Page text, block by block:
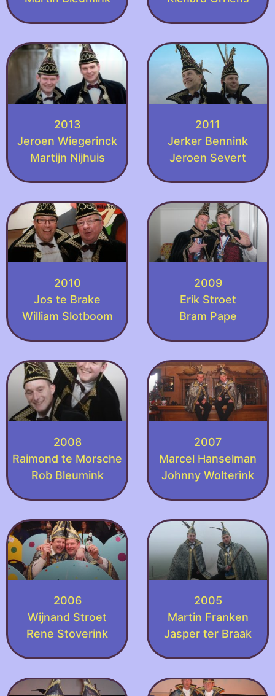
2013
Jeroen Wiegerinck
Martijn Nijhuis
2011
Jerker Bennink
Jeroen Severt
2010
Jos te Brake
William Slotboom
2009
Erik Stroet
Bram Pape
2008
Raimond te Morsche
Rob Bleumink
2007
Marcel Hanselman
Johnny Wolterink
2006
Wijnand Stroet
Rene Stoverink
2005
Martin Franken
Jasper ter Braak